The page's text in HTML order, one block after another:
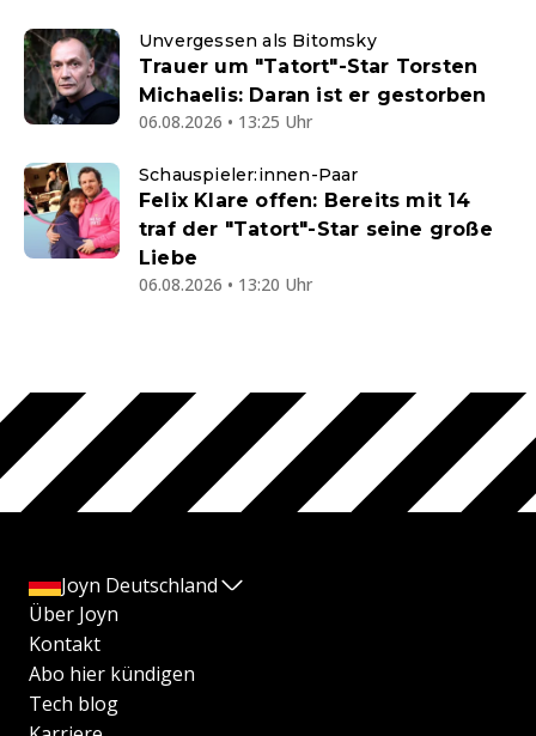
Unvergessen als Bitomsky
Trauer um "Tatort"-Star Torsten
Michaelis: Daran ist er gestorben
06.08.2026 • 13:25 Uhr
Schauspieler:innen-Paar
Felix Klare offen: Bereits mit 14
traf der "Tatort"-Star seine große
Liebe
06.08.2026 • 13:20 Uhr
Joyn Deutschland
Über Joyn
Kontakt
Abo hier kündigen
Tech blog